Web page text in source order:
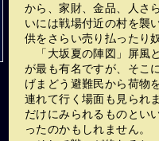
から、家財、金品、人さ
いには戦場付近の村を襲
供をさらい売り払ったり
「大坂夏の陣図」屏風
が最も有名ですが、そこ
げまどう避難民から荷物
連れて行く場面も見られ
だけにみられるものとい
ったのかもしれません。